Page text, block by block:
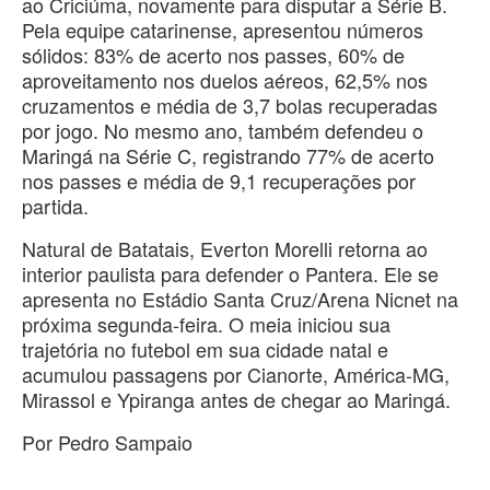
Pela equipe catarinense, apresentou números
sólidos: 83% de acerto nos passes, 60% de
aproveitamento nos duelos aéreos, 62,5% nos
cruzamentos e média de 3,7 bolas recuperadas
por jogo. No mesmo ano, também defendeu o
Maringá na Série C, registrando 77% de acerto
nos passes e média de 9,1 recuperações por
partida.
Natural de Batatais, Everton Morelli retorna ao
interior paulista para defender o Pantera. Ele se
apresenta no Estádio Santa Cruz/Arena Nicnet na
próxima segunda-feira. O meia iniciou sua
trajetória no futebol em sua cidade natal e
acumulou passagens por Cianorte, América-MG,
Mirassol e Ypiranga antes de chegar ao Maringá.
Por Pedro Sampaio